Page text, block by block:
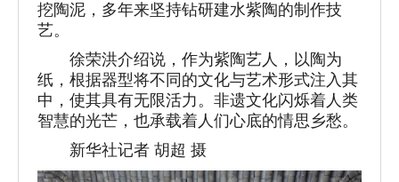
挖陶泥，多年来坚持钻研建水紫陶的制作技
艺。
徐荣洪介绍说，作为紫陶艺人，以陶为
纸，根据器型将不同的文化与艺术形式注入其
中，使其具有无限活力。非遗文化闪烁着人类
智慧的光芒，也承载着人们心底的情思乡愁。
新华社记者 胡超 摄